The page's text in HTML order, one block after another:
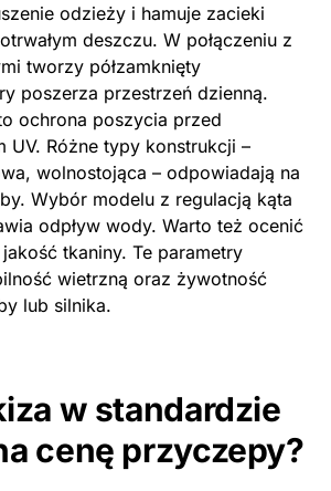
odzieży i hamuje zacieki
deszczu. W połączeniu z
tworzy półzamknięty
poszerza przestrzeń dzienną.
ochrona poszycia przed
UV. Różne typy konstrukcji –
wolnostojąca – odpowiadają na
Wybór modelu z regulacją kąta
odpływ wody. Warto też ocenić
tkaniny. Te parametry
wietrzną oraz żywotność
lub silnika.
w standardzie
cenę przyczepy?